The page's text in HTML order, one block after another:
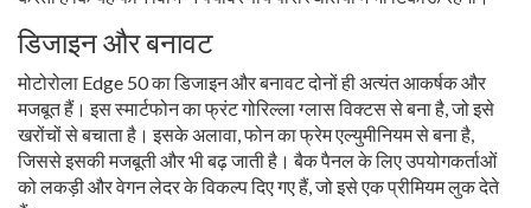
डिजाइन और बनावट
मोटोरोला Edge 50 का डिजाइन और बनावट दोनों ही अत्यंत आकर्षक और
मजबूत हैं। इस स्मार्टफोन का फ्रंट गोरिल्ला ग्लास विक्टस से बना है, जो इसे
खरोंचों से बचाता है। इसके अलावा, फोन का फ्रेम एल्युमीनियम से बना है,
जिससे इसकी मजबूती और भी बढ़ जाती है। बैक पैनल के लिए उपयोगकर्ताओं
को लकड़ी और वेगन लेदर के विकल्प दिए गए हैं, जो इसे एक प्रीमियम लुक देते